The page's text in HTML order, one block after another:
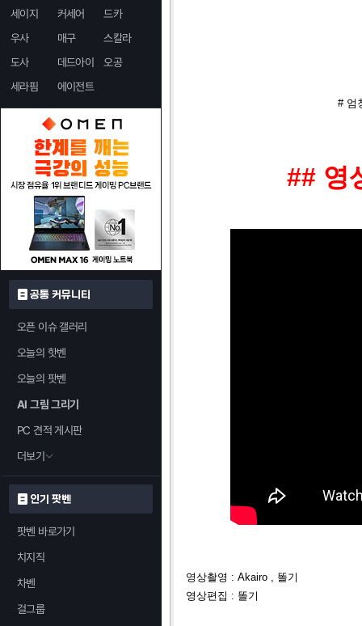
세이지
커세어
드카
우사
매구
스칼라
도사
데드아이
오공
세라핌
에이전트
공통 커뮤니티
오픈 이슈 갤러리
오늘의 핫벤
오늘의 팟벤
AI 그림 그리기
PC 견적 게시판
더보기
인기 팟벤
팟벤 바로가기
치지직
차벤
걸그룹
# 엄
## 영
영상촬영 : Akairo , 똘기
영상편집 : 똘기